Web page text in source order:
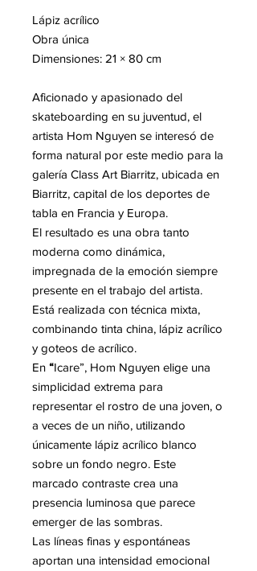
Lápiz acrílico
Obra única
Dimensiones: 21 × 80 cm
Aficionado y apasionado del
skateboarding en su juventud, el
artista Hom Nguyen se interesó de
forma natural por este medio para la
galería Class Art Biarritz, ubicada en
Biarritz, capital de los deportes de
tabla en Francia y Europa.
El resultado es una obra tanto
moderna como dinámica,
impregnada de la emoción siempre
presente en el trabajo del artista.
Está realizada con técnica mixta,
combinando tinta china, lápiz acrílico
y goteos de acrílico.
En “Icare”, Hom Nguyen elige una
simplicidad extrema para
representar el rostro de una joven, o
a veces de un niño, utilizando
únicamente lápiz acrílico blanco
sobre un fondo negro. Este
marcado contraste crea una
presencia luminosa que parece
emerger de las sombras.
Las líneas finas y espontáneas
aportan una intensidad emocional